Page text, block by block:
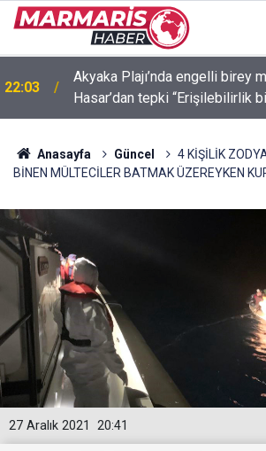
22:03
Akyaka Plajı’nda engelli birey
Hasar’dan tepki “Erişilebilirlik
Anasayfa Güncel
4 KİŞİLİK
BİNEN MÜLTECİLER BATMAK ÜZEREYKEN
20:41
27 Aralık 2021